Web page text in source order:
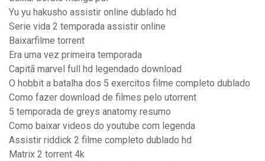
Yu yu hakusho assistir online dublado hd
Serie vida 2 temporada assistir online
Baixarfilme torrent
Era uma vez primeira temporada
Capitã marvel full hd legendado download
O hobbit a batalha dos 5 exercitos filme completo dublado
Como fazer download de filmes pelo utorrent
5 temporada de greys anatomy resumo
Como baixar videos do youtube com legenda
Assistir riddick 2 filme completo dublado hd
Matrix 2 torrent 4k